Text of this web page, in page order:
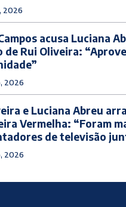
2026
acusa Luciana
de Rui Oliveira:
2026
e Luciana Abreu
Vermelha: “Foram
de televisão
2026